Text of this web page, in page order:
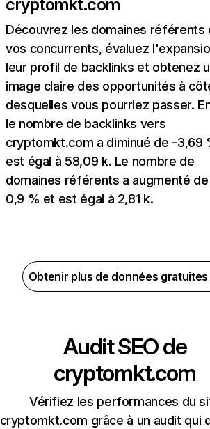
cryptomkt.com
Découvrez les domaines référents
vos concurrents, évaluez
leur profil de backlinks et obtenez
image claire des opportunités à
desquelles vous pourriez passer.
le nombre de backlinks vers
cryptomkt.com a diminué de -3,69
est égal à 58,09 k. Le nombre de
domaines référents a augmenté de
0,9 % et est égal à 2,81 k.
Obtenir plus de données
Audit SEO de
cryptomkt.com
Vérifiez les performances du
cryptomkt.com grâce à un audit qui